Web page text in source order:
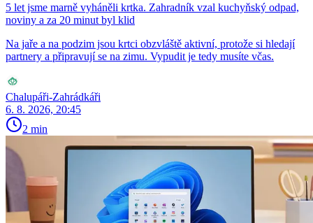
5 let jsme marně vyháněli krtka. Zahradník vzal kuchyňský odpad,
noviny a za 20 minut byl klid
Na jaře a na podzim jsou krtci obzvláště aktivní, protože si hledají
partnery a připravují se na zimu. Vypudit je tedy musíte včas.
Chalupáři-Zahrádkáři
6. 8. 2026, 20:45
2 min